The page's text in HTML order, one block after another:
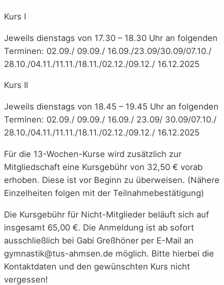
Kurs I
Jeweils dienstags von 17.30 – 18.30 Uhr an folgenden
Terminen: 02.09./ 09.09./ 16.09./23.09/30.09/07.10./
28.10./04.11./11.11./18.11./02.12./09.12./ 16.12.2025
Kurs II
Jeweils dienstags von 18.45 – 19.45 Uhr an folgenden
Terminen: 02.09./ 09.09./ 16.09./ 23.09/ 30.09/07.10./
28.10./04.11./11.11./18.11./02.12./09.12./ 16.12.2025
Für die 13-Wochen-Kurse wird zusätzlich zur
Mitgliedschaft eine Kursgebühr von 32,50 € vorab
erhoben. Diese ist vor Beginn zu überweisen. (Nähere
Einzelheiten folgen mit der Teilnahmebestätigung)
Die Kursgebühr für Nicht-Mitglieder beläuft sich auf
insgesamt 65,00 €. Die Anmeldung ist ab sofort
ausschließlich bei Gabi Greßhöner per E-Mail an
gymnastik@tus-ahmsen.de möglich. Bitte hierbei die
Kontaktdaten und den gewünschten Kurs nicht
vergessen!